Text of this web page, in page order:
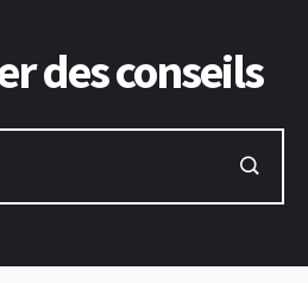
des conseils